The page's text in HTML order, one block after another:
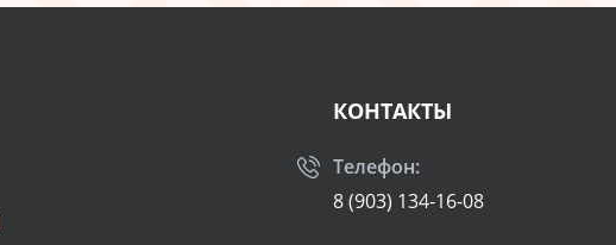
КОНТАКТЫ
Телефон:
8 (903) 134-16-08